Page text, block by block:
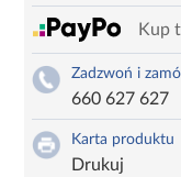
Kup
Zadzwoń i
660 627 627
Karta produktu
Drukuj